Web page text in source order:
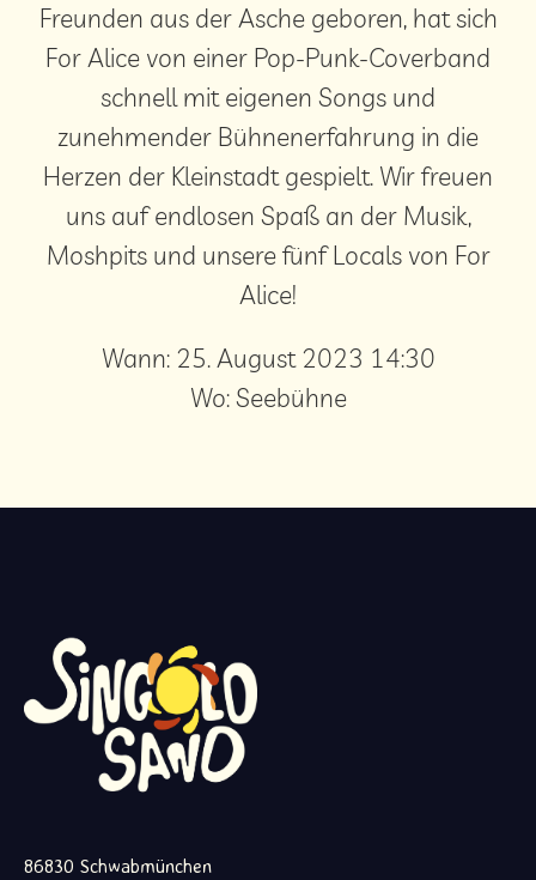
Freunden aus der Asche geboren, hat sich
For Alice von einer Pop-Punk-Coverband
schnell mit eigenen Songs und
zunehmender Bühnenerfahrung in die
Herzen der Kleinstadt gespielt. Wir freuen
uns auf endlosen Spaß an der Musik,
Moshpits und unsere fünf Locals von For
Alice!
Wann: 25. August 2023 14:30
Wo:Seebühne
86830 Schwabmünchen